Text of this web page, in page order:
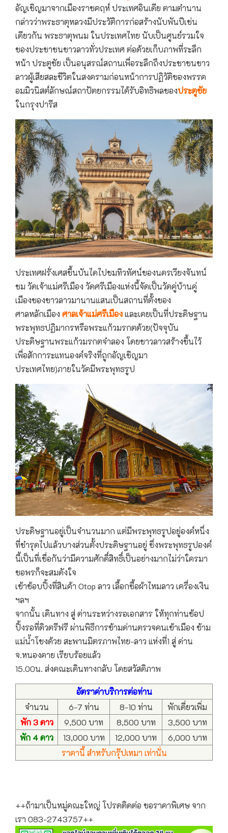
อัญเชิญมาจากเมืองราชคฤห์ ประเทศอินเดีย ตามตำนาน
กล่าวว่าพระธาตุหลวงมีประวัติการก่อสร้างนับพันปีเช่น
เดียวกัน พระธาตุพนม ในประเทศไทย นับเป็นศูนย์รวมใจ
ของประชาชนชาวลาวทั่วประเทศ ต่อด้วยเก็บภาพที่ระลึก
หน้า ประตูชัย เป็นอนุสรณ์สถานเพื่อระลึกถึงประชาชนชาว
ลาวผู้เสียสละชีวิตในสงครามก่อนหน้าการปฏิวัติของพรรค
อมมิวนิสต์ลักษณ์สถาปัตยกรรมได้รับอิทธิพลของประตูชัย
ในกรุงปารีส
ประเทศฝรั่งเศสขึ้นบันไดไปชมทิวทัศน์ของนครเวียงจันทน์
ชม วัดเจ้าแม่ศรีเมือง วัดศรีเมืองแห่งนี้จัดเป็นวัดคู่บ้านคู่
เมืองของชาวลาวมานานแสนเป็นสถานที่ตั้งของ
ศาลหลักเมือง ศาลเจ้าแม่ศรีเมืองและเคยเป็นที่ประดิษฐาน
พระพุทธปฏิมากรหรือพระแก้วมรกตด้วย(ปัจจุบัน
ประดิษฐานพระแก้วมรกตจำลอง โดยชาวลาวสร้างขึ้นไว้
เพื่อสักการะแทนองค์จริงที่ถูกอัญเชิญมา
ประเทศไทย)ภายในวัดมีพระพุทธรูป
ประดิษฐานอยู่เป็นจำนวนมาก แต่มีพระพุทธรูปอยู่องค์หนึ่ง
ที่ชำรุดไปแล้วบางส่วนตั้งประดิษฐานอยู่ ซึ่งพระพุทธรูปองค์
นี้เป็นที่เชื่อกันว่ามีความศักดิ์สิทธิ์เป็นอย่างมากไม่ว่าใครมา
ขอพรก็จะสมดังใจ
เข้าช้อบปิ้งที่สินค้า Otop ลาว เลื้อกซื้อผ้าไหมลาว เครื่องเงิน
ฯลฯ
จากนั้น เดินทาง สู่ ด่านระหว่างรอเอกสาร ให้ทุกท่านช้อป
ปิ้งรอที่ดิวตรีฟรี ผ่านพิธีการข้ามด่านตรวจคนเข้าเมือง ข้าม
แม่น้ำโขงด้วย สะพานมิตรภาพไทย-ลาว แห่งที่1 สู่ ด่าน
จ.หนองคาย เรียบร้อยแล้ว
15.00น. ส่งคณะเดินทางกลับ โดยสวัสดิภาพ
อัตราค่าบริการต่อท่าน
จำนวน
6-7 ท่าน 8-10 ท่าน
พักเดี่ยวเพิ่ม
พัก 3 ดาว
9,500 บาท 8,500 บาท
3,500 บาท
พัก 4 ดาว
13,000 บาท 12,000 บาท
6,000 บาท
ราคานี้ สำหรับกรุ๊ปเหมา เท่านั่น
++ถ้ามาเป็นหมู่คณะใหญ่ โปรดติดต่อ ขอราคาพิเศษ จาก
เรา 083-2743757++